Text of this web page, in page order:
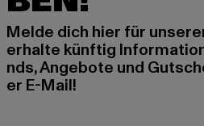
Melde dich hier für
erhalte künftig
nds, Angebote und
er E-Mail!